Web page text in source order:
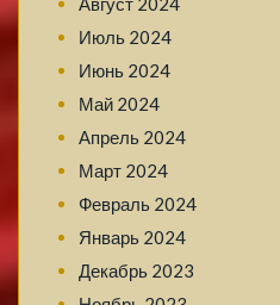
Июль 2024
Июнь 2024
Май 2024
Апрель 2024
Март 2024
Февраль 2024
Январь 2024
Декабрь 2023